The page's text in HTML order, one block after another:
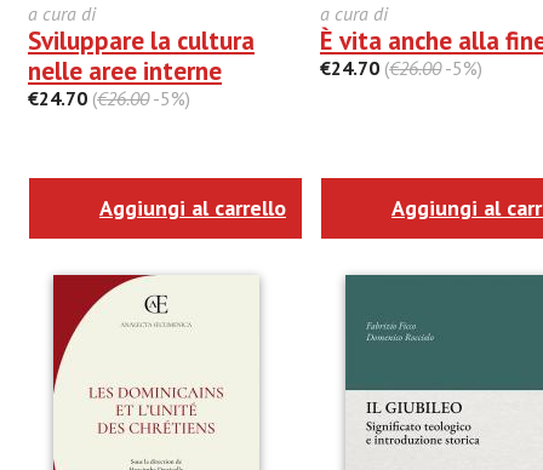
a cura di
Sviluppare la cultura
nelle aree interne
€24.70 (€26.00-5%)
Aggiungi al carrello
a cura di
È vita anche alla
€24.70 (€26.00-5%)
Aggiungi al